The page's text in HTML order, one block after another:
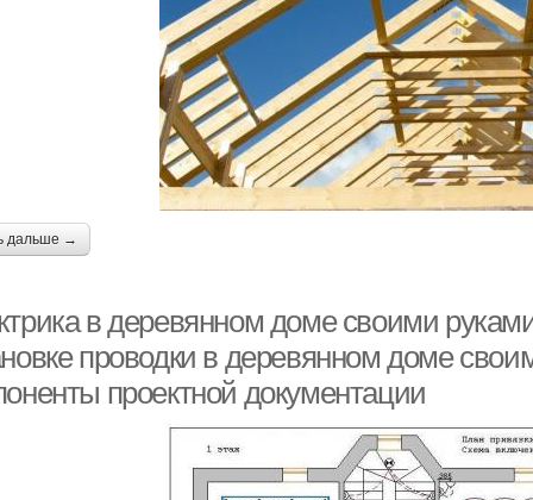
дальше →
в деревянном доме своими
проводки в деревянном доме
проектной документации